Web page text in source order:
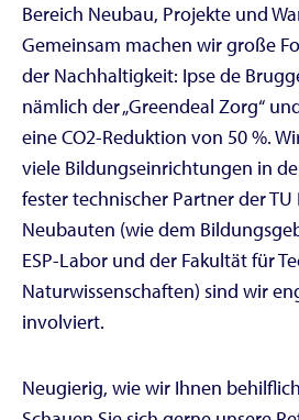
Bereich Neubau, Projekte und
Gemeinsam machen wir große
der Nachhaltigkeit: Ipse de
nämlich der „Greendeal Zorg“
eine CO2-Reduktion von 50 %.
viele Bildungseinrichtungen in
fester technischer Partner der TU
Neubauten (wie dem
ESP-Labor und der Fakultät für
Naturwissenschaften) sind wir
involviert.
Neugierig, wie wir Ihnen